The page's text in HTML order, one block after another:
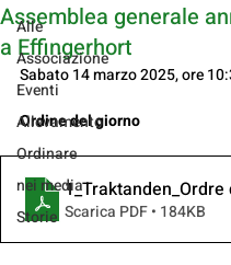
Alle
Associazione
Eventi
Allevamento
Ordinare
nei media
Storie
Assemblea generale
a Effingerhort
Sabato 14 marzo 2025, ore
Ordine del giorno
Scarica PDF • 184KB